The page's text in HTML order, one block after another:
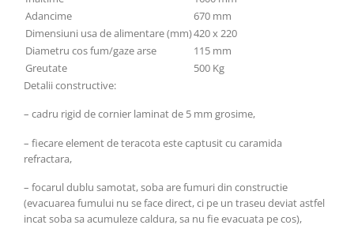
Adancime
670 mm
Dimensiuni usa de alimentare (mm)420 x 220
Diametru cos fum/gaze arse
115 mm
Greutate
500 Kg
Detalii constructive:
– cadru rigid de cornier laminat de 5 mm grosime,
– fiecare element de teracota este captusit cu caramida
refractara,
– focarul dublu samotat, soba are fumuri din constructie
(evacuarea fumului nu se face direct, ci pe un traseu deviat astfel
incat soba sa acumuleze caldura, sa nu fie evacuata pe cos),